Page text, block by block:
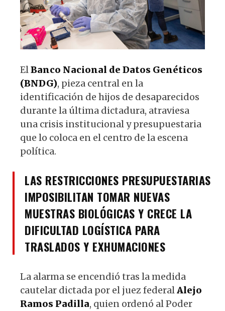
ElBanco Nacional de Datos Genéticos
(BNDG), pieza central en la
identificación de hijos de desaparecidos
durante la última dictadura, atraviesa
una crisis institucional y presupuestaria
que lo coloca en el centro de la escena
política.
LAS RESTRICCIONES PRESUPUESTARIAS
IMPOSIBILITAN TOMAR NUEVAS
MUESTRAS BIOLÓGICAS Y CRECE LA
DIFICULTAD LOGÍSTICA PARA
TRASLADOS Y EXHUMACIONES
La alarma se encendió tras la medida
cautelar dictada por el juez federalAlejo
Ramos Padilla, quien ordenó al Poder